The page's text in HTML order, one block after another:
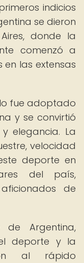
indicios
se dieron
donde la
comenzó a
las extensas
fue adoptado
y se convirtió
elegancia. La
velocidad
deporte en
del país,
de
Argentina,
deporte y la
al rápido